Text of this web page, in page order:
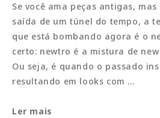
Se você ama peças antigas,
saída de um túnel do tempo, a
que está bombando agora é o
certo: newtro é a mistura de
Ou seja, é quando o passado
resultando em looks com …
Newtro:
Ler mais